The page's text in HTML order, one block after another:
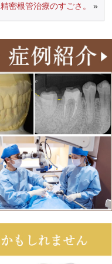
精密根管治療のすごさ。 »